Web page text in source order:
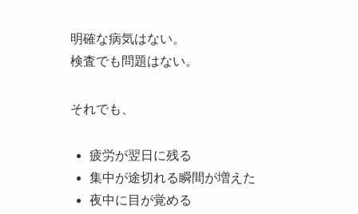
明確な病気はない。
検査でも問題はない。
それでも、
疲労が翌日に残る
集中が途切れる瞬間が増えた
夜中に目が覚める